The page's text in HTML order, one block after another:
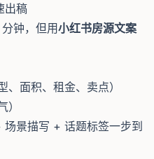
出稿
钟，但用小红书房源文案
面积、租金、卖点）
景描写 + 话题标签一步到